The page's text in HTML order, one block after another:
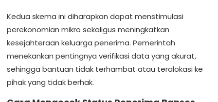
Kedua skema ini diharapkan dapat menstimulasi
perekonomian mikro sekaligus meningkatkan
kesejahteraan keluarga penerima. Pemerintah
menekankan pentingnya verifikasi data yang akurat,
sehingga bantuan tidak terhambat atau teralokasi ke
pihak yang tidak berhak.